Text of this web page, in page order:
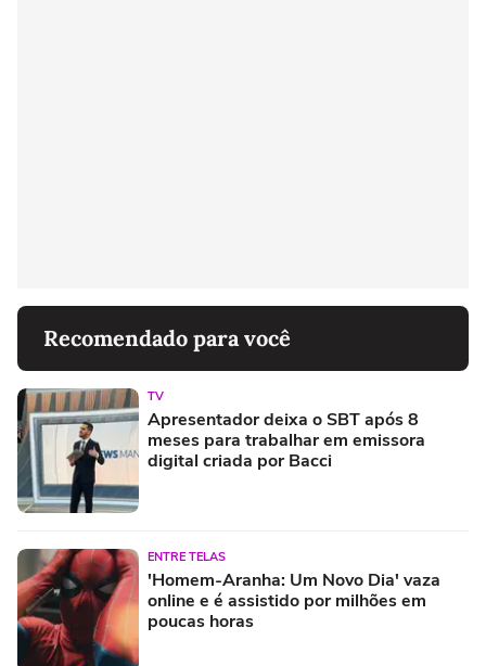
Recomendado para você
TV
Apresentador deixa o SBT após 8
meses para trabalhar em emissora
digital criada por Bacci
ENTRE TELAS
'Homem-Aranha: Um Novo Dia' vaza
online e é assistido por milhões em
poucas horas